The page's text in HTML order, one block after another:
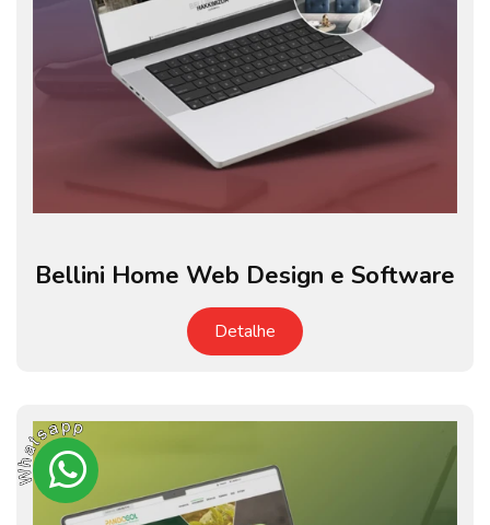
Bellini Home Web Design e Software
Detalhe